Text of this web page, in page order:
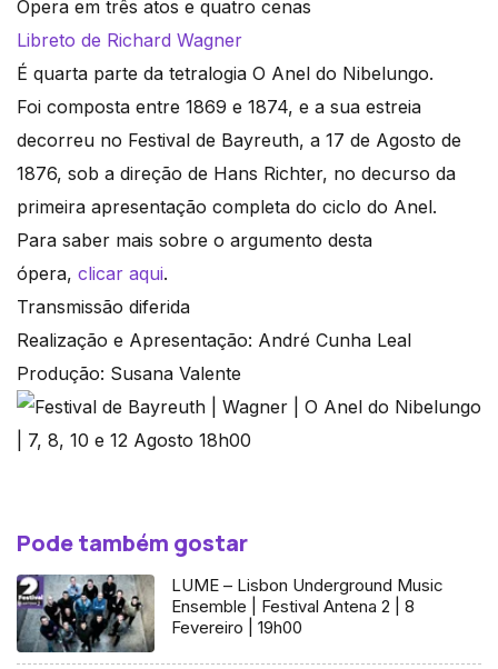
Ópera em três atos e quatro cenas
Libreto de Richard Wagner
É quarta parte da tetralogia O Anel do Nibelungo.
Foi composta entre 1869 e 1874, e a sua estreia
decorreu no Festival de Bayreuth, a 17 de Agosto de
1876, sob a direção de Hans Richter, no decurso da
primeira apresentação completa do ciclo do Anel.
Para saber mais sobre o argumento desta
ópera, clicar aqui.
Transmissão diferida
Realização e Apresentação: André Cunha Leal
Produção: Susana Valente
Pode também gostar
LUME – Lisbon Underground Music
Ensemble | Festival Antena 2 | 8
Fevereiro | 19h00